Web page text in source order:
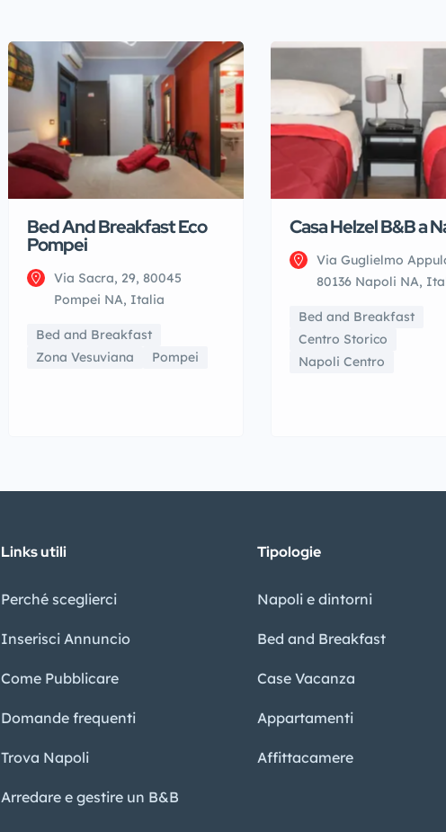
Bed And Breakfast Eco
Pompei
Via Sacra, 29, 80045
Pompei NA, Italia
Bed and Breakfast
Zona Vesuviana
Pompei
Casa Helzel B&B a
Via Guglielmo
80136 Napoli NA,
Bed and Breakfast
Centro Storico
Napoli Centro
Links utili
Perché sceglierci
Inserisci Annuncio
Come Pubblicare
Domande frequenti
Trova Napoli
Arredare e gestire un B&B
Tipologie
Napoli e dintorni
Bed and Breakfast
Case Vacanza
Appartamenti
Affittacamere